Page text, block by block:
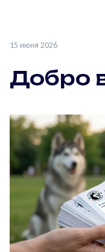
15 июня 2026
Добро